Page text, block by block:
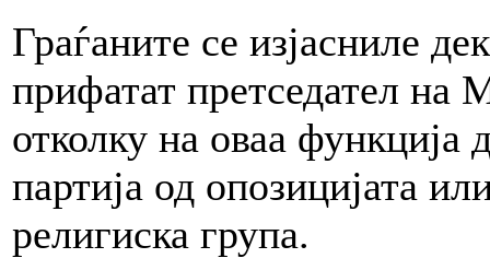
Граѓаните се изјасниле
прифатат претседател на
отколку на оваа функција
партија од опозицијата
религиска група.